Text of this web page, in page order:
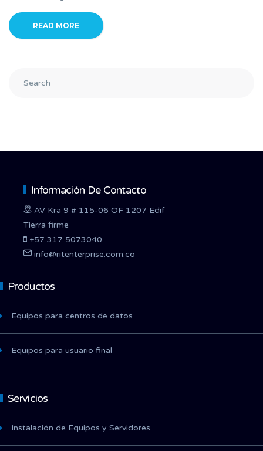
READ MORE
Información De Contacto
AV Kra 9 # 115-06 OF 1207 Edif
Tierra firme
+57 317 5073040
info@ritenterprise.com.co
Productos
Equipos para centros de datos
Equipos para usuario final
Servicios
Instalación de Equipos y Servidores